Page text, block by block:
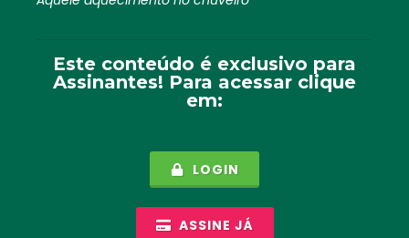
Este conteúdo é exclusivo para
Assinantes! Para acessar clique
em:
LOGIN
ASSINE JÁ